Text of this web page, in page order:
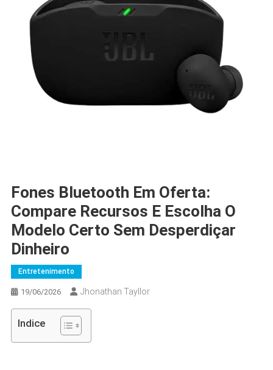
Fones Bluetooth Em Oferta:
Compare Recursos E Escolha O
Modelo Certo Sem Desperdiçar
Dinheiro
Entretenimento
19/06/2026 Jhonathan Tayllor
Indice